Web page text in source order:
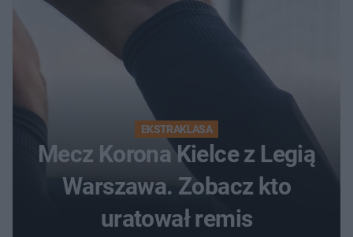
EKSTRAKLASA
Mecz Korona Kielce z Legią
Warszawa. Zobacz kto
uratował remis